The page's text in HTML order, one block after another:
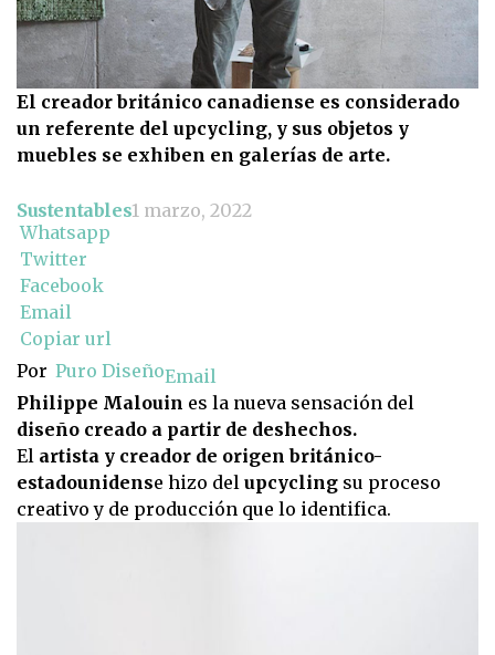
El creador británico canadiense es considerado
un referente del upcycling, y sus objetos y
muebles se exhiben en galerías de arte.
Sustentables1 marzo, 2022
Whatsapp
Twitter
Facebook
Email
Copiar url
Por Puro DiseñoEmail
Philippe Malouin es la nueva sensación del
diseño creado a partir de deshechos.
El artista y creador de origen británico-
estadounidense hizo del upcycling su proceso
creativo y de producción que lo identifica.